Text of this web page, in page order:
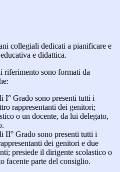
collegiali dedicati a pianificare e
e didattica.
riferimento sono formati da
I° Grado sono presenti tutti i
rappresentanti dei genitori;
o un docente, da lui delegato,
II° Grado sono presenti tutti i
dei genitori e due
presiede il dirigente scolastico o
facente parte del consiglio.